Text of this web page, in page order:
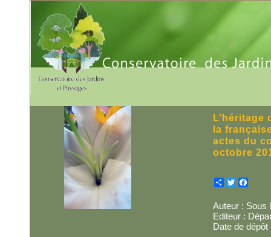
L’héritage
la
actes du
octobre
Partager
Twitter
Auteur : Sous
Editeur :
Date de dépôt